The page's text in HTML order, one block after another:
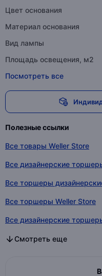
Цвет основания
Материал основания
Вид лампы
Площадь освещения, м2
Посмотреть все
Полезные ссылки
Все товары Weller Store
Все дизайнерские
Все торшеры
Все торшеры Weller Store
Все дизайнерские
Все торшеры
Все торшеры в категории
Смотреть еще